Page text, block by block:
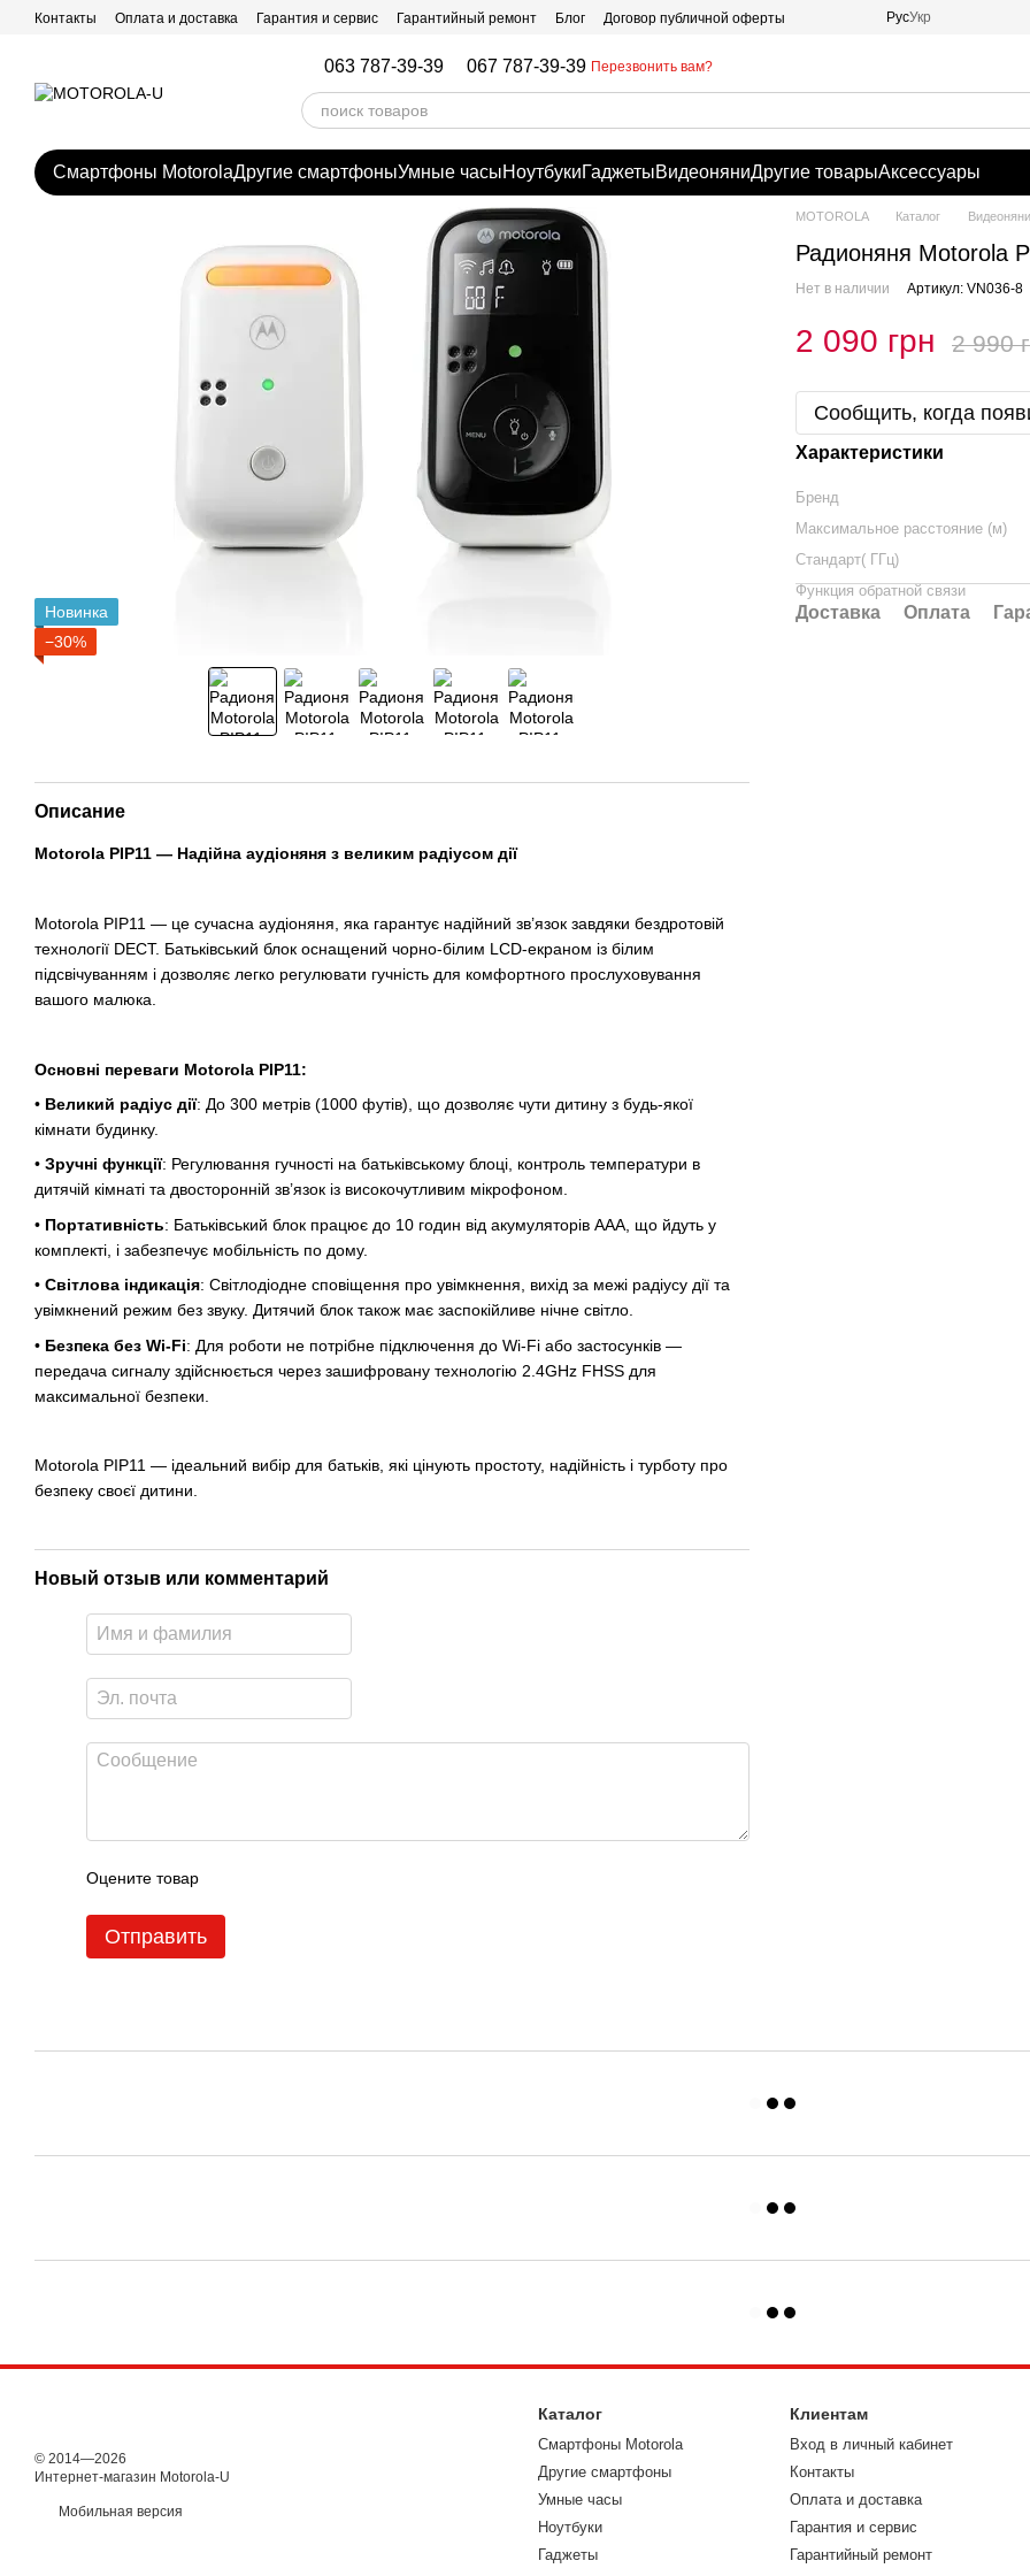
Перейти к основному контенту
Контакты Оплата и доставка Гарантия и сервис Гарантийный ремонт Блог Договор публичной оферты РусУкр
063 787-39-39 067 787-39-39 Перезвонить вам?
Смартфоны MotorolaДругие смартфоныУмные часыНоутбукиГаджетыВидеоняниДругие товарыАксессуары
Новинка
−30%
Описание
Motorola PIP11 — Надійна аудіоняня з великим радіусом дії
Motorola PIP11 — це сучасна аудіоняня, яка гарантує надійний зв’язок завдяки бездротовій
технології DECT. Батьківський блок оснащений чорно-білим LCD-екраном із білим
підсвічуванням і дозволяє легко регулювати гучність для комфортного прослуховування
вашого малюка.
Основні переваги Motorola PIP11:
• Великий радіус дії: До 300 метрів (1000 футів), що дозволяє чути дитину з будь-якої
кімнати будинку.
• Зручні функції: Регулювання гучності на батьківському блоці, контроль температури в
дитячій кімнаті та двосторонній зв’язок із високочутливим мікрофоном.
• Портативність: Батьківський блок працює до 10 годин від акумуляторів AAA, що йдуть у
комплекті, і забезпечує мобільність по дому.
• Світлова індикація: Світлодіодне сповіщення про увімкнення, вихід за межі радіусу дії та
увімкнений режим без звуку. Дитячий блок також має заспокійливе нічне світло.
• Безпека без Wi-Fi: Для роботи не потрібне підключення до Wi-Fi або застосунків —
передача сигналу здійснюється через зашифровану технологію 2.4GHz FHSS для
максимальної безпеки.
Motorola PIP11 — ідеальний вибір для батьків, які цінують простоту, надійність і турботу про
безпеку своєї дитини.
Новый отзыв или комментарий
Оцените товар
Отправить
MOTOROLA Каталог Видеоняни
Радионяня Motorola
Нет в наличии Артикул: VN036-8
2 090 грн 2 990
Сообщить, когда
Характеристики
Бренд
Максимальное расстояние (м)
Стандарт( ГГц)
Функция обратной связи
Доставка Оплата
© 2014—2026
Интернет-магазин Motorola-U
Мобильная версия
Каталог
Смартфоны Motorola
Другие смартфоны
Умные часы
Ноутбуки
Гаджеты
Клиентам
Вход в личный кабинет
Контакты
Оплата и доставка
Гарантия и сервис
Гарантийный ремонт